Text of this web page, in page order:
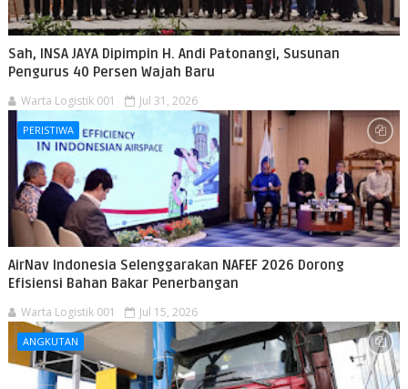
Sah, INSA JAYA Dipimpin H. Andi Patonangi, Susunan
Pengurus 40 Persen Wajah Baru
Warta Logistik 001 Jul 31, 2026
PERISTIWA
AirNav Indonesia Selenggarakan NAFEF 2026 Dorong
Efisiensi Bahan Bakar Penerbangan
Warta Logistik 001 Jul 15, 2026
ANGKUTAN